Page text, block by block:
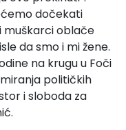
dočekati
muškarci oblače
da smo i mi žene.
na krugu u Foči
političkih
i sloboda za